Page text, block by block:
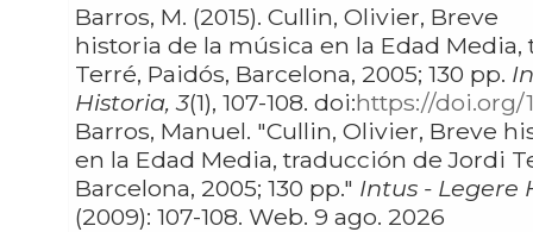
Barros, M. (2015). Cullin, Olivier, Breve
historia de la música en la Edad
Terré, Paidós, Barcelona, 2005; 130 pp.
Historia, 3
(1), 107-108. doi:https://doi.org/
Barros, Manuel. "Cullin, Olivier, Breve historia de la música
en la Edad Media, traducción de Jordi
Barcelona, 2005; 130 pp." Intus - Legere
(2009): 107-108. Web. 9 ago. 2026